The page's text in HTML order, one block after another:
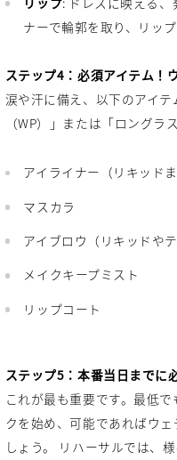
ナーで輪郭を取り、リッ
ステップ4：必須アイテム！
涙や汗に備え、以下のアイ
（WP）」または「ロング
アイライナー（リキッドま
マスカラ
アイブロウ（リキッドや
メイクキープミスト
リップコート
ステップ5：本番当日までに
これが最も重要です。最低
クを始め、可能であればウ
しょう。 リハーサルでは、